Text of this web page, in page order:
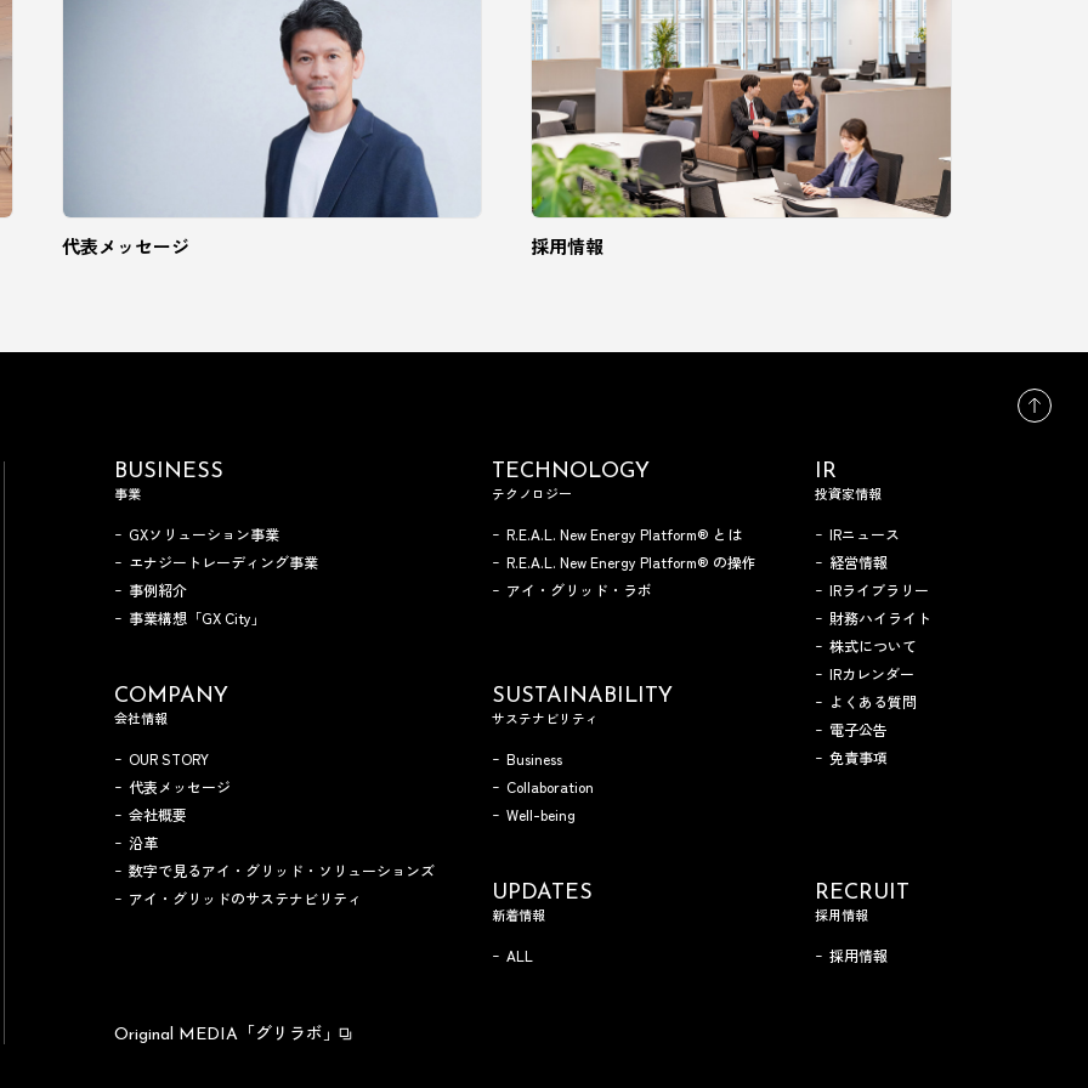
代表メッセージ 採用情報
BUSINESS
事業
GXソリューション事業
エナジートレーディング事業
事例紹介
事業構想「GX City」
TECHNOLOGY
テクノロジー
R.E.A.L. New Energy Platform® とは
R.E.A.L. New Energy Platform® の操作
アイ・グリッド・ラボ
IR
投資家情報
IRニュース
経営情報
IRライブラリー
財務ハイライト
株式について
IRカレンダー
よくある質問
電子公告
免責事項
COMPANY
会社情報
OUR STORY
代表メッセージ
会社概要
沿革
数字で見るアイ・グリッド・ソリューションズ
アイ・グリッドのサステナビリティ
SUSTAINABILITY
サステナビリティ
Business
Collaboration
Well-being
UPDATES
新着情報
ALL
RECRUIT
採用情報
採用情報
Original MEDIA 「グリラボ」